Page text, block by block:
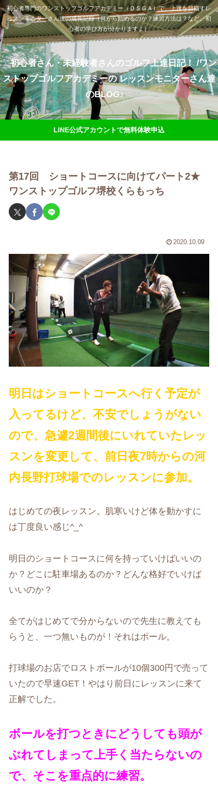
初心者専門のワンストップゴルフアカデミー（ＯＳＧＡ）で、上達を目指すレ
ッスンモニターさん達の成長記録（何から始めるのか？練習方法は？など、初
心者の学び方が分かりますよ）
初心者さん・未経験者さんのゴルフ上達日記！ /ワン
ストップゴルフアカデミーの レッスンモニターさん達
のBLOG♪
LINE公式アカウントで無料体験申込
第17回 ショートコースに向けてパート2★
ワンストップゴルフ堺校くらもっち
2020.10.09
明日はショートコースへ行く予定が
入ってるけど、不安でしょうがない
ので、急遽2週間後にいれていたレッ
スンを変更して、前日夜7時からの河
内長野打球場でのレッスンに参加。
はじめての夜レッスン。肌寒いけど体を動かすに
は丁度良い感じ^_^
明日のショートコースに何を持っていけばいいの
か？どこに駐車場あるのか？どんな格好でいけば
いいのか？
全てがはじめてで分からないので先生に教えても
らうと、一つ無いものが！それはボール。
打球場のお店でロストボールが10個300円で売って
いたので早速GET！やはり前日にレッスンに来て
正解でした。
ボールを打つときにどうしても頭が
ぶれてしまって上手く当たらないの
で、そこを重点的に練習。